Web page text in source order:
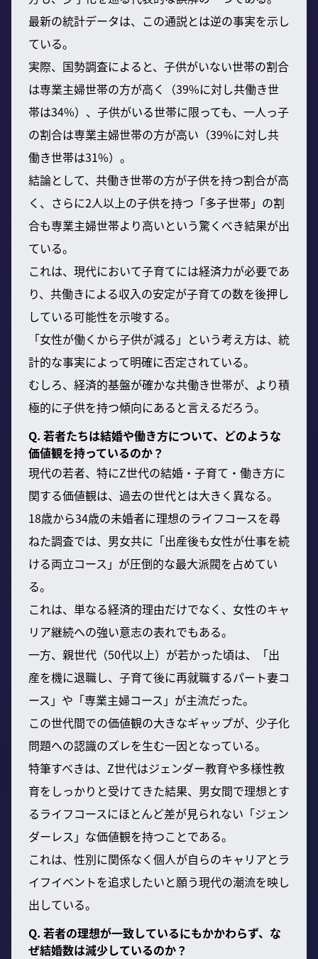
最新の統計データは、この通説とは逆の事実を示し
ている。
実際、国勢調査によると、子供がいない世帯の割合
は専業主婦世帯の方が高く（39%に対し共働き世
帯は34%）、子供がいる世帯に限っても、一人っ子
の割合は専業主婦世帯の方が高い（39%に対し共
働き世帯は31%）。
結論として、共働き世帯の方が子供を持つ割合が高
く、さらに2人以上の子供を持つ「多子世帯」の割
合も専業主婦世帯より高いという驚くべき結果が出
ている。
これは、現代において子育てには経済力が必要であ
り、共働きによる収入の安定が子育ての数を後押し
している可能性を示唆する。
「女性が働くから子供が減る」という考え方は、統
計的な事実によって明確に否定されている。
むしろ、経済的基盤が確かな共働き世帯が、より積
極的に子供を持つ傾向にあると言えるだろう。
Q. 若者たちは結婚や働き方について、どのような
価値観を持っているのか？
現代の若者、特にZ世代の結婚・子育て・働き方に
関する価値観は、過去の世代とは大きく異なる。
18歳から34歳の未婚者に理想のライフコースを尋
ねた調査では、男女共に「出産後も女性が仕事を続
ける両立コース」が圧倒的な最大派閥を占めてい
る。
これは、単なる経済的理由だけでなく、女性のキャ
リア継続への強い意志の表れでもある。
一方、親世代（50代以上）が若かった頃は、「出
産を機に退職し、子育て後に再就職するパート妻コ
ース」や「専業主婦コース」が主流だった。
この世代間での価値観の大きなギャップが、少子化
問題への認識のズレを生む一因となっている。
特筆すべきは、Z世代はジェンダー教育や多様性教
育をしっかりと受けてきた結果、男女間で理想とす
るライフコースにほとんど差が見られない「ジェン
ダーレス」な価値観を持つことである。
これは、性別に関係なく個人が自らのキャリアとラ
イフイベントを追求したいと願う現代の潮流を映し
出している。
Q. 若者の理想が一致しているにもかかわらず、な
ぜ結婚数は減少しているのか？